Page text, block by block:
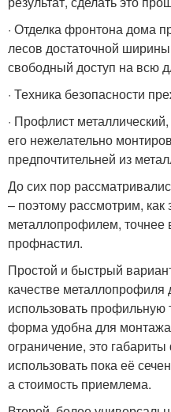
· Отделка фронтона дома
лесов достаточной
свободный доступ на всю
· Техника безопасности
· Профлист
его нежелательно
предпочтительней из
До сих пор
– поэтому рассмотрим,
металлопрофилем, точнее
профнастил.
Простой и быстрый
качестве металлопрофиля
использовать профильную
форма удобна для
ограничение, это
использовать пока её
а стоимость приемлема.